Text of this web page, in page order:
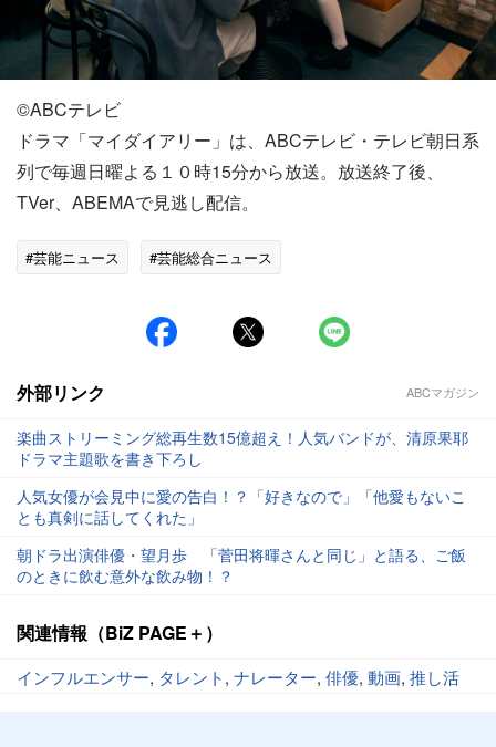
©️ABCテレビ
ドラマ「マイダイアリー」は、ABCテレビ・テレビ朝日系
列で毎週日曜よる１０時15分から放送。放送終了後、
TVer、ABEMAで見逃し配信。
#芸能ニュース #芸能総合ニュース
外部リンク ABCマガジン
楽曲ストリーミング総再生数15億超え！人気バンドが、清原果耶
ドラマ主題歌を書き下ろし
人気女優が会見中に愛の告白！？「好きなので」「他愛もないこ
とも真剣に話してくれた」
朝ドラ出演俳優・望月歩 「菅田将暉さんと同じ」と語る、ご飯
のときに飲む意外な飲み物！？
関連情報（BiZ PAGE＋）
インフルエンサー, タレント, ナレーター, 俳優, 動画, 推し活